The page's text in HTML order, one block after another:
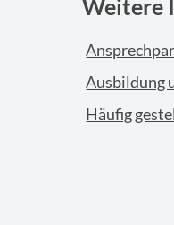
Weitere
Ausbildung
Häufig